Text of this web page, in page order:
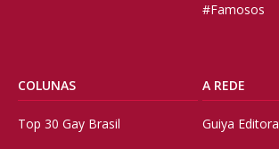
#Famosos
COLUNAS
Top 30 Gay Brasil
A REDE
Guiya Editora